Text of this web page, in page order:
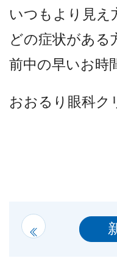
小児眼科
子どもの近視
視能訓練士
いつもより見え
どの症状がある
前中の早いお時
おおるり眼科